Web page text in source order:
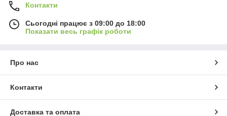
Контакти
Сьогодні працює з 09:00 до 18:00
Показати весь графік роботи
Про нас
Контакти
Доставка та оплата